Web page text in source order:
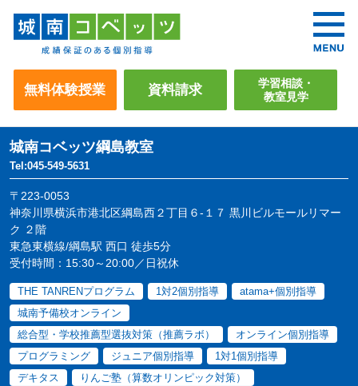
無料体験授業 資料請求
学習相談・
教室見学
城南コベッツ綱島教室
Tel:045-549-5631
〒223-0053
神奈川県横浜市港北区綱島西２丁目６-１７ 黒川ビルモールリマー
ク ２階
東急東横線/綱島駅 西口 徒歩5分
受付時間：15:30～20:00／日祝休
THE TANRENプログラム 1対2個別指導
atama+個別指導
城南予備校オンライン
総合型・学校推薦型選抜対策（推薦ラボ）
オンライン個別指導
プログラミング
ジュニア個別指導
1対1個別指導
デキタス
りんご塾（算数オリンピック対策）